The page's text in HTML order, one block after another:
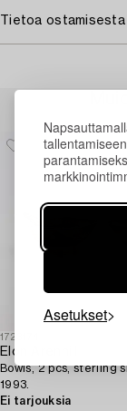
Asetukset
Tietoa ostamisesta
1723174
Elon Arenhill
Bowls, 2 pcs, sterling
1993.
Ei tarjouksia